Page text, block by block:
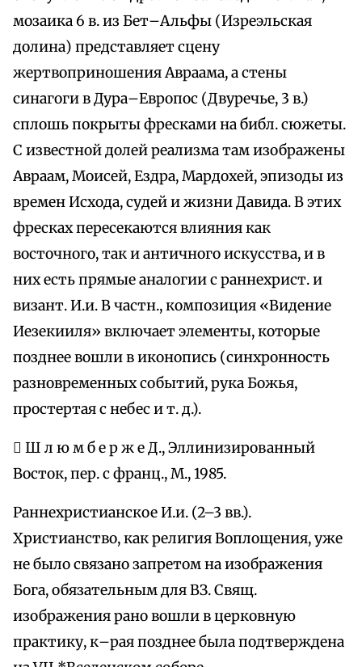
мозаика 6 в. из Бет–Альфы (Изреэльская
долина) представляет сцену
жертвоприношения Авраама, а стены
синагоги в Дура–Европос (Двуречье, 3 в.)
сплошь покрыты фресками на библ. сюжеты.
С известной долей реализма там изображены
Авраам, Моисей, Ездра, Мардохей, эпизоды из
времен Исхода, судей и жизни Давида. В этих
фресках пересекаются влияния как
восточного, так и античного искусства, и в
них есть прямые аналогии с раннехрист. и
визант. И.и. В частн., композиция «Видение
Иезекииля» включает элементы, которые
позднее вошли в иконопись (синхронность
разновременных событий, рука Божья,
простертая с небес и т. д.).
 Ш л ю м б е р ж е Д., Эллинизированный
Восток, пер. с франц., М., 1985.
Раннехристианское И.и. (2–3 вв.).
Христианство, как религия Воплощения, уже
не было связано запретом на изображения
Бога, обязательным для ВЗ. Свящ.
изображения рано вошли в церковную
практику, к–рая позднее была подтверждена